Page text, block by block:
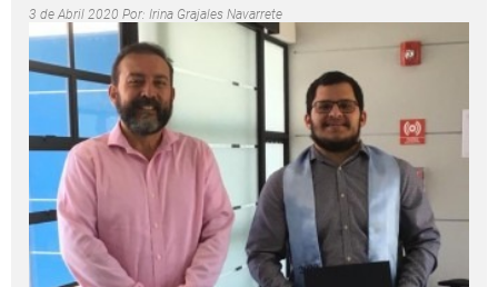
3 de Abril 2020 Por: Irina Grajales Navarrete